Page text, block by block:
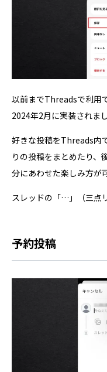
以前までThreadsで利用
2024年2月に実装されまし
好きな投稿をThreads内
りの投稿をまとめたり、
分にあわせた楽しみ方が
スレッドの「…」（三点
予約投稿